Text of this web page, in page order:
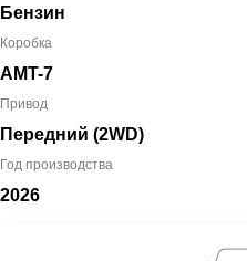
Бензин
Коробка
AMT-7
Привод
Передний (2WD)
Год производства
2026